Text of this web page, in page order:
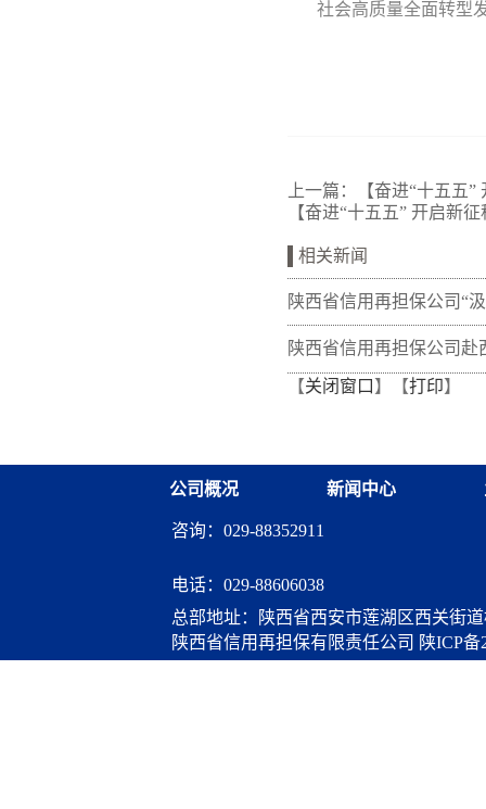
社会高质量全面转型
上一篇：
【奋进“十五五
【奋进“十五五” 开启新
相关新闻
陕西省信用再担保公司“
量 熔铸再担脊梁”全体党
训班在富平干部学院举办
陕西省信用再担保公司赴
开展“筑牢党建基础 共促
【关闭窗口 】【打印】
公司概况 新闻中心
咨询：029-88352911
电话： 029-88606038
陕西省信用再担保有限责任公司 陕ICP备
总部地址：陕西省西安市莲湖区西关街